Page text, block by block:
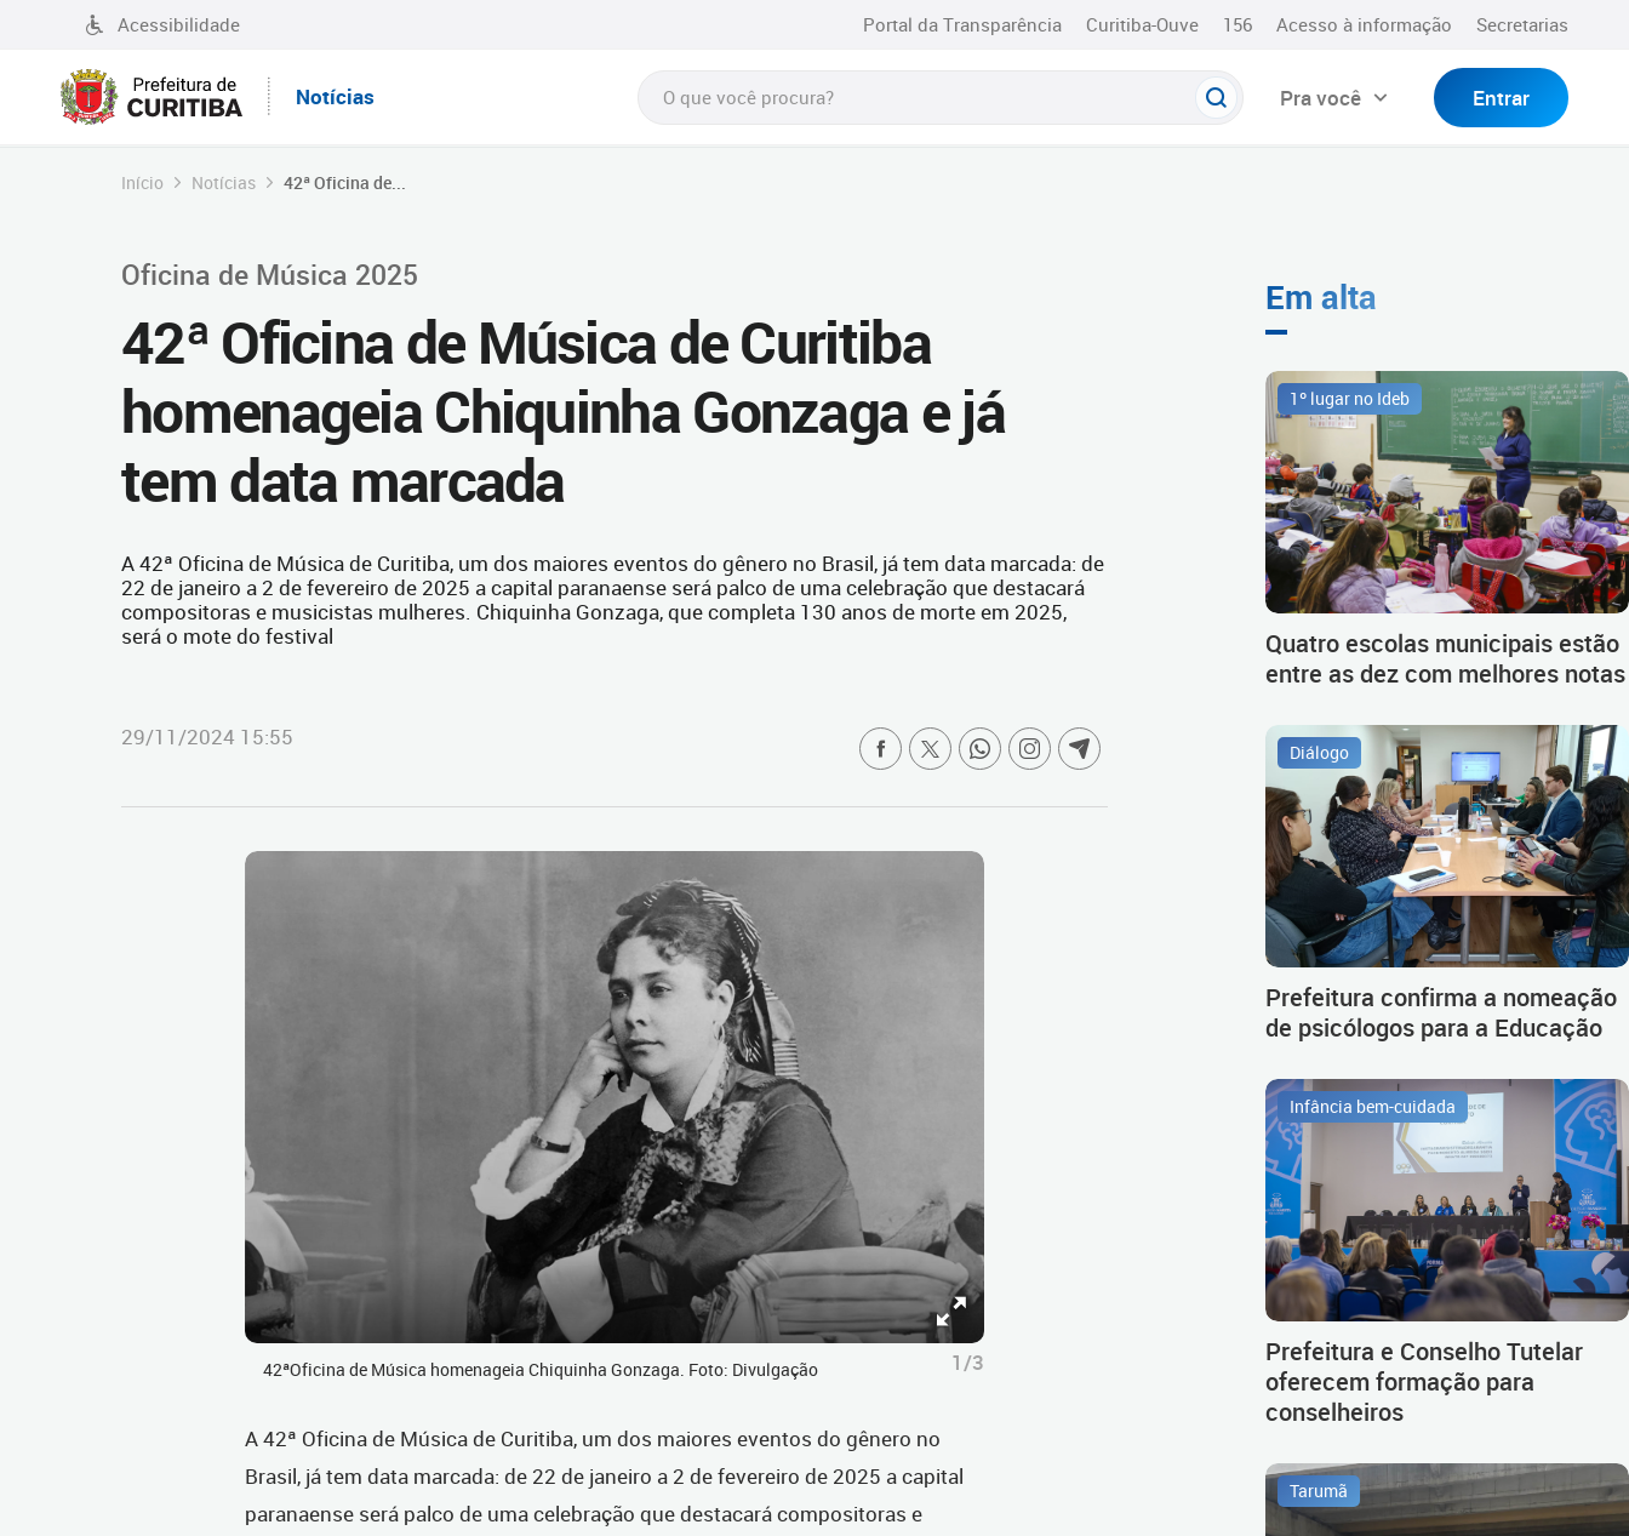
Acessibilidade Portal da Transparência Curitiba-Ouve 156 Acesso à informação Secretarias
Notícias Pra você Entrar
Início Notícias 42ª Oficina de...
Oficina de Música 2025
42ª Oficina de Música de Curitiba
homenageia Chiquinha Gonzaga e já
tem data marcada
A 42ª Oficina de Música de Curitiba, um dos maiores eventos do gênero no Brasil, já tem data marcada: de
22 de janeiro a 2 de fevereiro de 2025 a capital paranaense será palco de uma celebração que destacará
compositoras e musicistas mulheres. Chiquinha Gonzaga, que completa 130 anos de morte em 2025,
será o mote do festival
29/11/2024 15:55
42ªOficina de Música homenageia Chiquinha Gonzaga. Foto: Divulgação 1/3
A 42ª Oficina de Música de Curitiba, um dos maiores eventos do gênero no
Brasil, já tem data marcada: de 22 de janeiro a 2 de fevereiro de 2025 a capital
paranaense será palco de uma celebração que destacará compositoras e
Em alta
1º lugar no Ideb
Quatro escolas municipais estão
entre as dez com melhores notas
Diálogo
Prefeitura confirma a nomeação
de psicólogos para a Educação
Infância bem-cuidada
Prefeitura e Conselho Tutelar
oferecem formação para
conselheiros
Tarumã